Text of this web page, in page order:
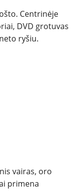
Centrinėje
DVD grotuvas
ryšiu.
vairas, oro
primena